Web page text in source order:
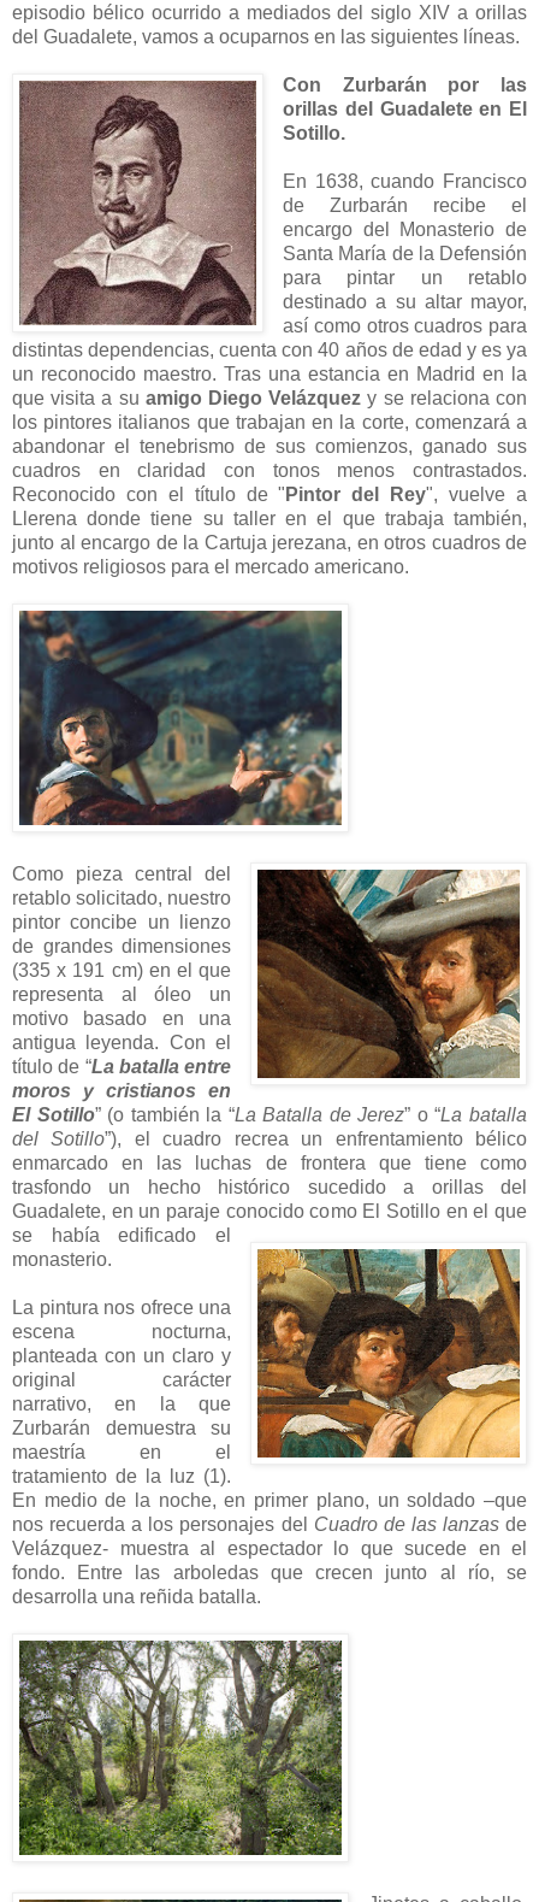
episodio bélico ocurrido a mediados del siglo XIV a orillas
del Guadalete, vamos a ocuparnos en las siguientes líneas.
Con Zurbarán por las
orillas del Guadalete en El
Sotillo.
En 1638, cuando Francisco
de Zurbarán recibe el
encargo del Monasterio de
Santa María de la Defensión
para pintar un retablo
destinado a su altar mayor,
así como otros cuadros para
distintas dependencias, cuenta con 40 años de edad y es ya
un reconocido maestro. Tras una estancia en Madrid en la
que visita a su amigo Diego Velázquez y se relaciona con
los pintores italianos que trabajan en la corte, comenzará a
abandonar el tenebrismo de sus comienzos, ganado sus
cuadros en claridad con tonos menos contrastados.
Reconocido con el título de " Pintor del Rey", vuelve a
Llerena donde tiene su taller en el que trabaja también,
junto al encargo de la Cartuja jerezana, en otros cuadros de
motivos religiosos para el mercado americano.
Como pieza central del
retablo solicitado, nuestro
pintor concibe un lienzo
de grandes dimensiones
(335 x 191 cm) en el que
representa al óleo un
motivo basado en una
antigua leyenda. Con el
título de “La batalla entre
moros y cristianos en
El Sotillo” (o también la “La Batalla de Jerez” o “La batalla
del Sotillo”), el cuadro recrea un enfrentamiento bélico
enmarcado en las luchas de frontera que tiene como
trasfondo un hecho histórico sucedido a orillas del
Guadalete, en un paraje conocido como El Sotillo en el que
se había edificado el
monasterio.
La pintura nos ofrece una
escena nocturna,
planteada con un claro y
original carácter
narrativo, en la que
Zurbarán demuestra su
maestría en el
tratamiento de la luz (1).
En medio de la noche, en primer plano, un soldado –que
nos recuerda a los personajes del Cuadro de las lanzasde
Velázquez- muestra al espectador lo que sucede en el
fondo. Entre las arboledas que crecen junto al río, se
desarrolla una reñida batalla.